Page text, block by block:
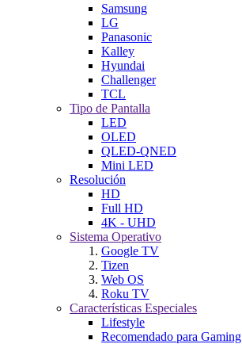
Samsung
LG
Panasonic
Kalley
Hyundai
Challenger
TCL
Tipo de Pantalla
LED
OLED
QLED-QNED
Mini LED
Resolución
HD
Full HD
4K - UHD
Sistema Operativo
Google TV
Tizen
Web OS
Roku TV
Características Especiales
Lifestyle
Recomendado para Gaming